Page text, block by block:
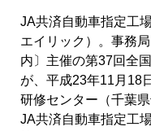
JA共済自動車指定工
エイリック）。事務
内〕主催の第37回全
が、平成23年11月18
研修センター（千葉
JA共済自動車指定工